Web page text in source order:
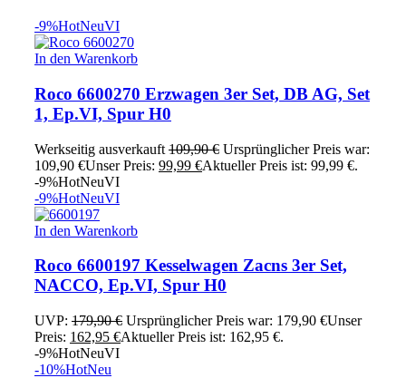
-9%HotNeuVI
In den Warenkorb
Roco 6600270 Erzwagen 3er Set, DB AG, Set
1, Ep.VI, Spur H0
Werkseitig ausverkauft 109,90€ Ursprünglicher Preis war:
109,90 €Unser Preis: 99,99 €Aktueller Preis ist: 99,99 €.
-9%HotNeuVI
-9%HotNeuVI
In den Warenkorb
Roco 6600197 Kesselwagen Zacns 3er Set,
NACCO, Ep.VI, Spur H0
UVP: 179,90€ Ursprünglicher Preis war: 179,90 €Unser
Preis: 162,95 €Aktueller Preis ist: 162,95 €.
-9%HotNeuVI
-10%HotNeu